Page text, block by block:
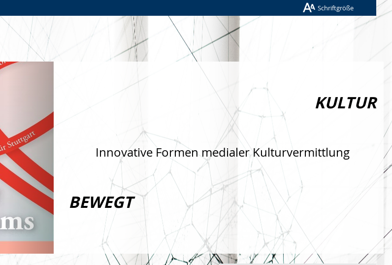
Schriftgröße
KULTUR
Innovative Formen medialer Kulturvermittlung
BEWEGT